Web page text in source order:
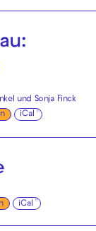
und Sonja Finck
iCal
iCal